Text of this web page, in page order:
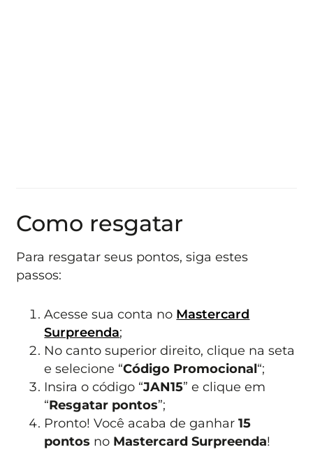
Como resgatar
Para resgatar seus pontos, siga estes
passos:
Acesse sua conta no Mastercard
Surpreenda;
No canto superior direito, clique na seta
e selecione “Código Promocional“;
Insira o código “JAN15” e clique em
“Resgatar pontos”;
Pronto! Você acaba de ganhar15
pontos no Mastercard Surpreenda!